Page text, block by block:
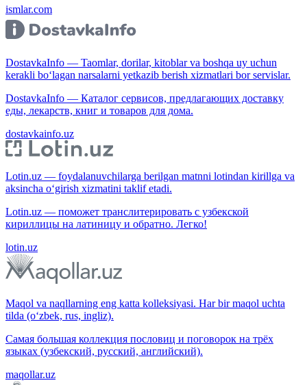
ismlar.com
DostavkaInfo — Taomlar, dorilar, kitoblar va boshqa uy uchun
kerakli bo‘lagan narsalarni yetkazib berish xizmatlari bor servislar.
DostavkaInfo — Каталог сервисов, предлагающих доставку
еды, лекарств, книг и товаров для дома.
dostavkainfo.uz
Lotin.uz — foydalanuvchilarga berilgan matnni lotindan kirillga va
aksincha o‘girish xizmatini taklif etadi.
Lotin.uz — поможет транслитерировать с узбекской
кириллицы на латиницу и обратно. Легко!
lotin.uz
Maqol va naqllarning eng katta kolleksiyasi. Har bir maqol uchta
tilda (o‘zbek, rus, ingliz).
Самая большая коллекция пословиц и поговорок на трёх
языках (узбекский, русский, английский).
maqollar.uz